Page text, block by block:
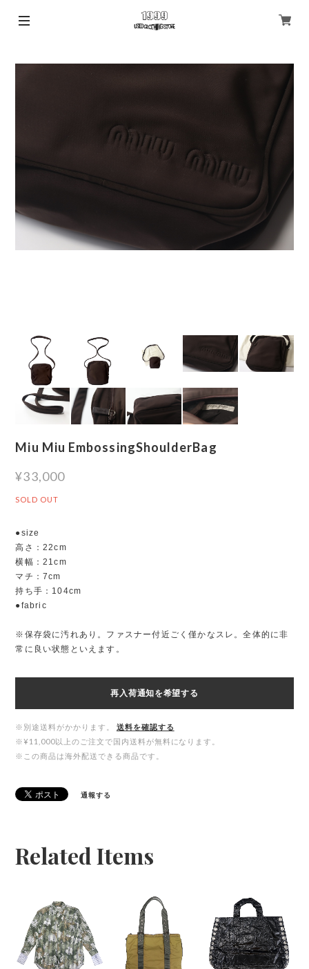
Miu Miu EmbossingShoulderBag
¥33,000
SOLD OUT
●size
高さ：22cm
横幅：21cm
マチ：7cm
持ち手：104cm
●fabric
※保存袋に汚れあり。ファスナー付近ごく僅かなスレ。全体的に非
常に良い状態といえます。
再入荷通知を希望する
※別途送料がかかります。
送料を確認する
※¥11,000以上のご注文で国内送料が無料になります。
※この商品は海外配送できる商品です。
通報する
Related Items